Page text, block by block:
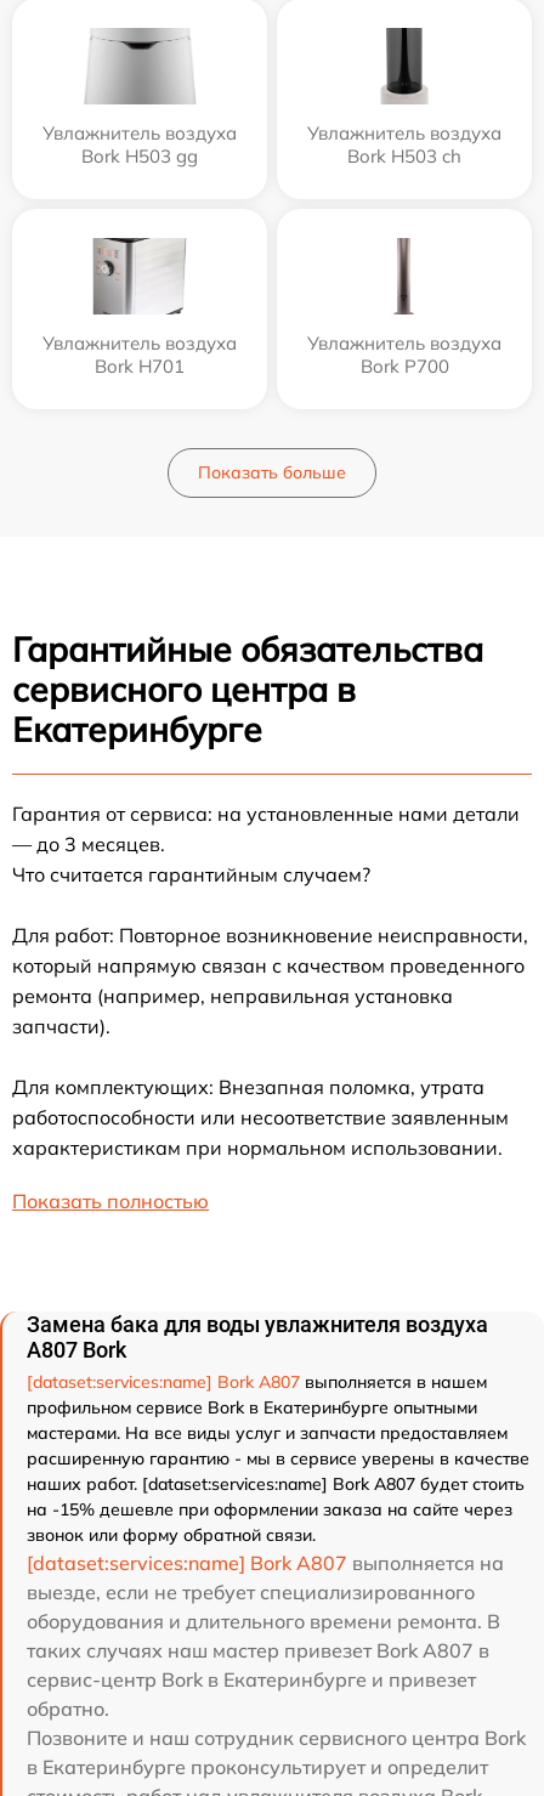
Увлажнитель воздуха
Bork H503 gg
Увлажнитель воздуха
Bork H503 ch
Увлажнитель воздуха
Bork H701
Увлажнитель воздуха
Bork P700
Показать больше
Гарантийные обязательства
сервисного центра в
Екатеринбурге
Гарантия от сервиса: на установленные нами детали
— до 3 месяцев.
Что считается гарантийным случаем?
Для работ: Повторное возникновение неисправности,
который напрямую связан с качеством проведенного
ремонта (например, неправильная установка
запчасти).
Для комплектующих: Внезапная поломка, утрата
работоспособности или несоответствие заявленным
характеристикам при нормальном использовании.
Показать полностью
Замена бака для воды увлажнителя воздуха
A807 Bork
[dataset:services:name] Bork A807 выполняется в нашем
профильном сервисе Bork в Екатеринбурге опытными
мастерами. На все виды услуг и запчасти предоставляем
расширенную гарантию - мы в сервисе уверены в качестве
наших работ. [dataset:services:name] Bork A807 будет стоить
на -15% дешевле при оформлении заказа на сайте через
звонок или форму обратной связи.
[dataset:services:name] Bork A807 выполняется на
выезде, если не требует специализированного
оборудования и длительного времени ремонта. В
таких случаях наш мастер привезет Bork A807 в
сервис-центр Bork в Екатеринбурге и привезет
обратно.
Позвоните и наш сотрудник сервисного центра Bork
в Екатеринбурге проконсультирует и определит